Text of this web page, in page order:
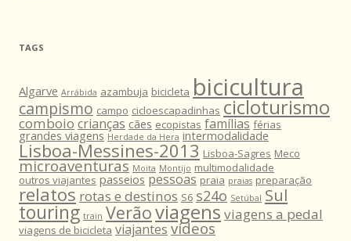
TAGS
Algarve Arrábida azambuja bicicleta bicicultura
campismo campo cicloescapadinhas cicloturismo
comboio crianças cães ecopistas famílias férias
grandes viagens Herdade da Hera intermodalidade
Lisboa-Messines-2013 Lisboa-Sagres Meco
microaventuras Moita Montijo multimodalidade
outros viajantes passeios pessoas praia praias preparação
relatos rotas e destinos S6 s24o Setúbal Sul
touring train Verãoviagens viagens a pedal
viagens de bicicleta viajantes vídeos